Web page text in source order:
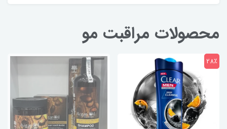
محصولات مراقبت مو
28٪